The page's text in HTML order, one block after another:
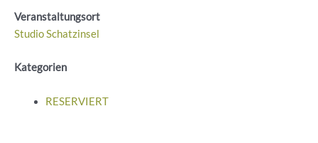
Veranstaltungsort
Studio Schatzinsel
Kategorien
RESERVIERT